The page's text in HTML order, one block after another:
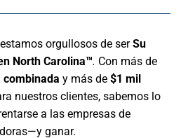
orgullosos de serSu
North Carolina™. Con más de
combinada y más de $1 mil
nuestros clientes, sabemos lo
a las empresas de
ganar.